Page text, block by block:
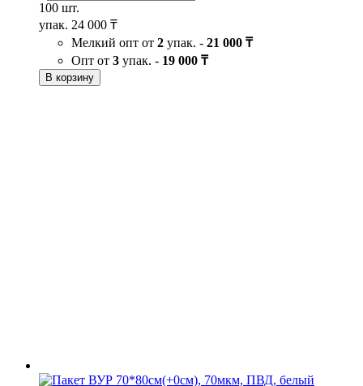
100 шт.
упак. 24 000 ₸
Мелкий опт от 2 упак. - 21 000 ₸
Опт от 3 упак. - 19 000 ₸
В корзину